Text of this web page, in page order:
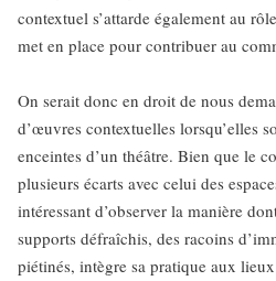
contextuel s’attarde également au
met en place pour contribuer au
On serait donc en droit de nous
d’œuvres contextuelles lorsqu’elles
enceintes d’un théâtre. Bien que le
plusieurs écarts avec celui des
intéressant d’observer la manière
supports défraîchis, des racoins
piétinés, intègre sa pratique aux